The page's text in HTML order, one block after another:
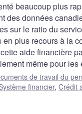
beaucoup plus
des données
sur le ratio du
plus recours à la
aide financière
même pour
de travail du
financier,Crédit